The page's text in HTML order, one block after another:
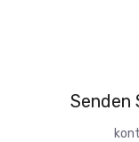
Senden